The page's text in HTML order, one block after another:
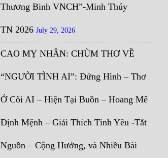
Thương Binh VNCH”-Minh Thúy
TN 2026 July 29, 2026
CAO MỴ NHÂN: CHÙM THƠ VỀ
“NGƯỜI TÌNH AI”: Đứng Hình – Thơ
Ở Cõi AI – Hiện Tại Buồn – Hoang Mê
Định Mệnh – Giải Thích Tình Yêu -Tắt
Nguồn – Cộng Hưởng, và Nhiều Bài